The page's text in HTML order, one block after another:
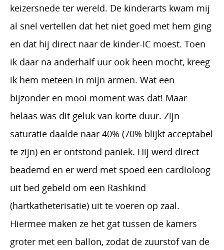
keizersnede ter wereld. De kinderarts kwam mij
al snel vertellen dat het niet goed met hem ging
en dat hij direct naar de kinder-IC moest. Toen
ik daar na anderhalf uur ook heen mocht, kreeg
ik hem meteen in mijn armen. Wat een
bijzonder en mooi moment was dat! Maar
helaas was dit geluk van korte duur. Zijn
saturatie daalde naar 40% (70% blijkt acceptabel
te zijn) en er ontstond paniek. Hij werd direct
beademd en er werd met spoed een cardioloog
uit bed gebeld om een Rashkind
(hartkatheterisatie) uit te voeren op zaal.
Hiermee maken ze het gat tussen de kamers
groter met een ballon, zodat de zuurstof van de